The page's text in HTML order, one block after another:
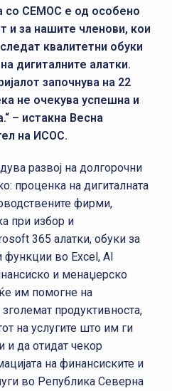
со СЕМОС е од особено
и за нашите членови, кои
квалитетни обуки
дигиталните алатки.
започнува на 22
не очекува успешна и
– истакна Весна
на ИСОС.
развој на долгорочни
проценка на дигиталната
фирми,
при избор и
365 алатки, обуки за
функции во Excel, AI
и менаџерско
им помогне на
продуктивноста,
на услугите што им ги
и да отидат чекор
на финансиските и
во Република Северна